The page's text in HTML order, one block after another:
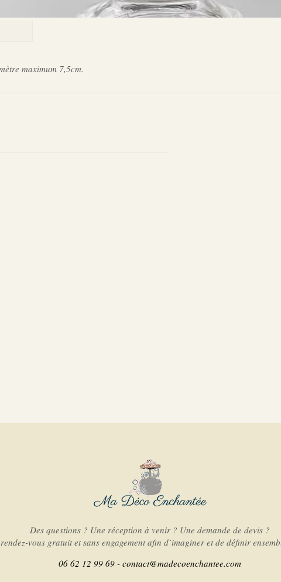
maximum 7,5cm.
Des questions ? Une réception à venir ? Une demande de devis ?
vous gratuit et sans engagement afin d’imaginer et de définir
06 62 12 99 69 - contact@madecoenchantee.com